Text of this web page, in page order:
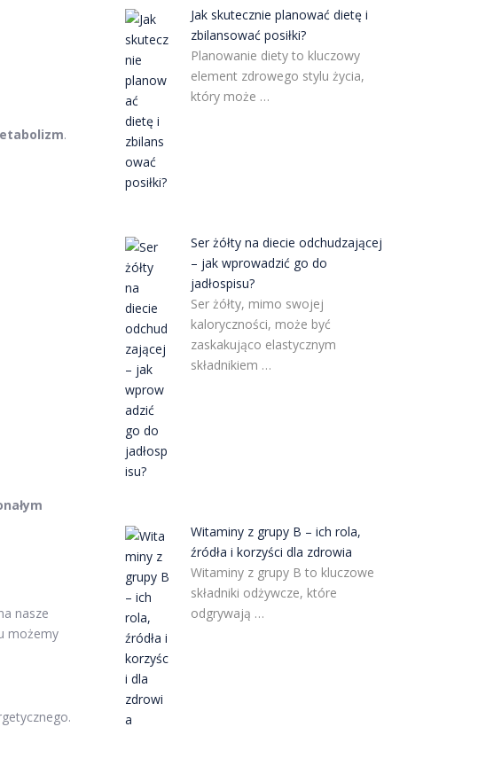
.
nasze
możemy
Jak skutecznie planować dietę i
zbilansować posiłki?
Planowanie diety to kluczowy
element zdrowego stylu życia,
który może …
Ser żółty na diecie odchudzającej
– jak wprowadzić go do
jadłospisu?
Ser żółty, mimo swojej
kaloryczności, może być
zaskakująco elastycznym
składnikiem …
Witaminy z grupy B – ich rola,
źródła i korzyści dla zdrowia
Witaminy z grupy B to kluczowe
składniki odżywcze, które
odgrywają …